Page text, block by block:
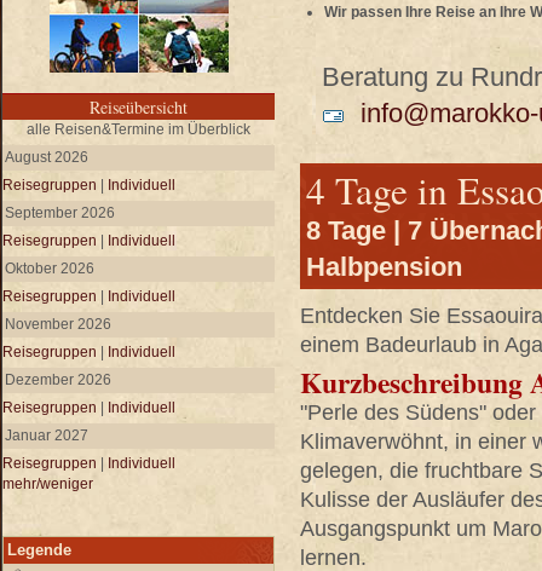
Reiseübersicht
alle Reisen&Termine im Überblick
August 2026
Reisegruppen
Individuell
September 2026
Reisegruppen
Individuell
Oktober 2026
Reisegruppen
Individuell
November 2026
Reisegruppen
Individuell
Dezember 2026
Reisegruppen
Individuell
Januar 2027
Reisegruppen
Individuell
mehr/weniger
Legende
Wir passen Ihre Reise an Ihre
Beratung zu
4 Tage in
8 Tage | 7
Halbpension
Entdecken Sie
einem Badeurlaub in
Kurzbeschreibung
"Perle des Südens"
Klimaverwöhnt, in einer
gelegen, die fruchtbare
Kulisse der Ausläufer
Ausgangspunkt um
lernen.